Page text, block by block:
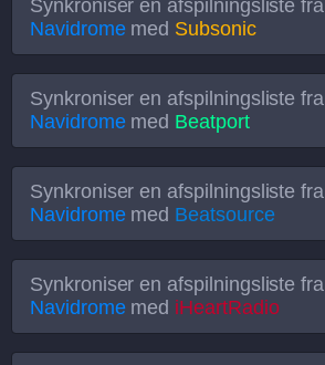
Synkroniser en afspilningsliste fra
Navidromemed Subsonic
Synkroniser en afspilningsliste fra
Navidromemed Beatport
Synkroniser en afspilningsliste fra
Navidromemed Beatsource
Synkroniser en afspilningsliste fra
Navidromemed iHeartRadio